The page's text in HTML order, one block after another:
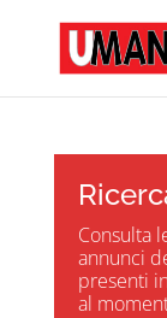
Consulta
annunci
presenti
al